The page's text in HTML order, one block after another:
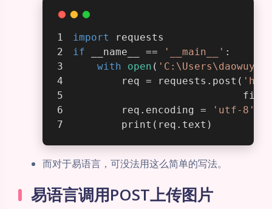
import
requests
if __name__ == '__main__' :
with
open (
        req = requests.post(
        req.encoding =
'utf-8'
        print(req.text)
而对于易语言，可没法用这么简单的写法。
易语言调用POST上传图片